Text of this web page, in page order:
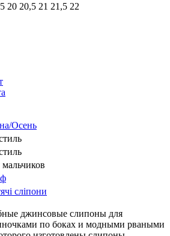
20 20,5 21 21,5 22
Осень
сліпони
джинсовые слипоны для
по боках и модными рваными